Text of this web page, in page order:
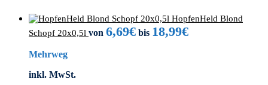
HopfenHeld Blond
Schopf 20x0,5l von 6,69€ bis 18,99€
Mehrweg
inkl. MwSt.